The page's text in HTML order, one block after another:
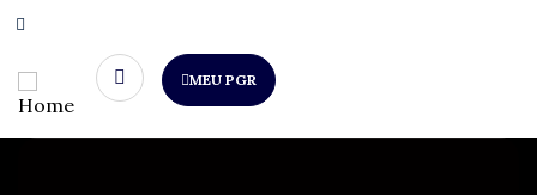
MEU PGR